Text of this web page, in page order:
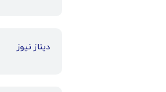
دیناز نیوز